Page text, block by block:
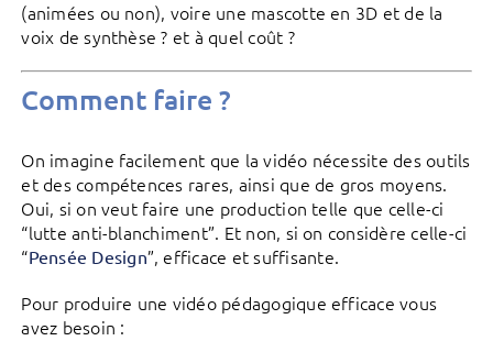
(animées ou non), voire une mascotte en 3D et de la
voix de synthèse ? et à quel coût ?
Comment faire ?
On imagine facilement que la vidéo nécessite des outils
et des compétences rares, ainsi que de gros moyens.
Oui, si on veut faire une production telle que celle-ci
“lutte anti-blanchiment”. Et non, si on considère celle-ci
“Pensée Design”, efficace et suffisante.
Pour produire une vidéo pédagogique efficace vous
avez besoin :